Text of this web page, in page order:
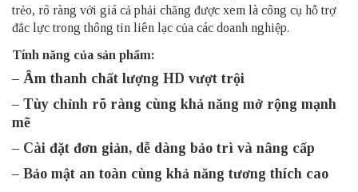
trẻo, rõ ràng với giá cả phải chăng được xem là công cụ hỗ trợ
đắc lực trong thông tin liên lạc của các doanh nghiệp.
Tính năng của sản phẩm:
– Âm thanh chất lượng HD vượt trội
– Tùy chỉnh rõ ràng cùng khả năng mở rộng mạnh
mẽ
– Cài đặt đơn giản, dễ dàng bảo trì và nâng cấp
– Bảo mật an toàn cùng khả năng tương thích cao